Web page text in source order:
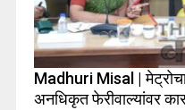
Madhuri Misal | मेट्रोचा
अनधिकृत फेरीवाल्यांवर